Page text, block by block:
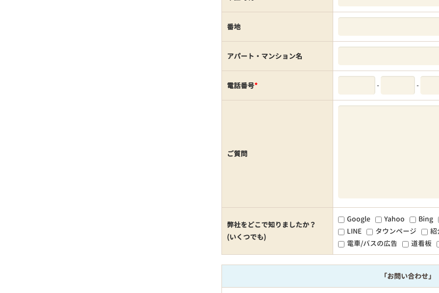
番地
アパート・マンション名
電話番号* - -
ご質問
弊社をどこで知りましたか？
(いくつでも)
Google Yahoo
Bing
LINE
タウンページ
紹
電車/バスの広告
道看板
「お問い合わせ」